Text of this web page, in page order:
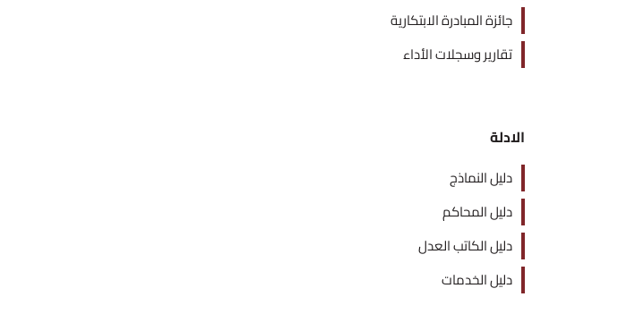
جائزة المبادرة الابتكارية
تقارير وسجلات الأداء
الادلة
دليل النماذج
دليل المحاكم
دليل الكاتب العدل
دليل الخدمات